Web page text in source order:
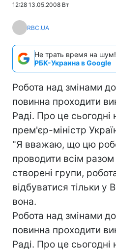
12:28 13.05.2008 Вт
RBC.UA
Не трать время на
РБК-Украина в Google
Робота над змінами до
повинна проходити
Раді. Про це сьогодні
прем'єр-міністр
"Я вважаю, що цю
проводити всім
створені групи,
відбуватися тільки у
вона.
Робота над змінами до
повинна проходити
Раді. Про це сьогодні